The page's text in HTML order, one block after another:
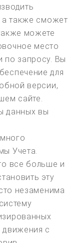
а также сможет
можете
место
по запросу. Вы
для
версии,
сайте.
данных вы
Учета.
все больше и
эту
незаменима
движения с